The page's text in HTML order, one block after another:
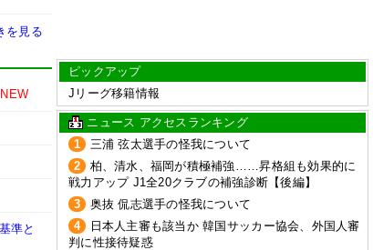
を見る
NEW
準と
ピックアップ
Jリーグ移籍情報
ニュース アクセスランキング
1
三浦 弦太選手の怪我について
2
柏、清水、福岡が積極補強……昇格組も効果的に
戦力アップ J1全20クラブの補強診断【後編】
3
奥抜 侃志選手の怪我について
4
日本人主審も該当か 韓国サッカー協会、外国人審
判に性接待疑惑